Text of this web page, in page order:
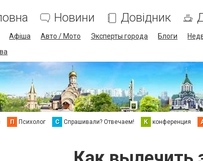
Новини Довідник
Афіша Авто / Мото Эксперты города Блоги
П Психолог С Спрашивали? Отвечаем! К конференция